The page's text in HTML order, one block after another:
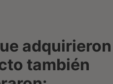
adquirieron
también